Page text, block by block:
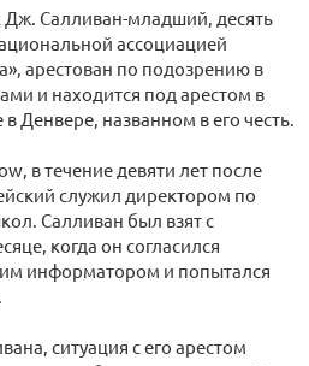
Салливан-младший, десять
ассоциацией
арестован по подозрению в
и находится под арестом в
Денвере, названном в его честь.
в течение девяти лет после
служил директором по
Салливан был взят с
когда он согласился
информатором и попытался
ситуация с его арестом